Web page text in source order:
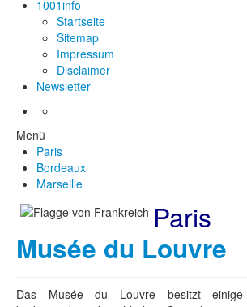
1001info
Startseite
Sitemap
Impressum
Disclaimer
Newsletter
Menü
Paris
Bordeaux
Marseille
Paris
Musée du Louvre
Das Musée du Louvre besitzt